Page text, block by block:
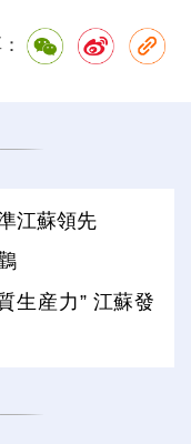
江蘇領先
生産力” 江蘇發